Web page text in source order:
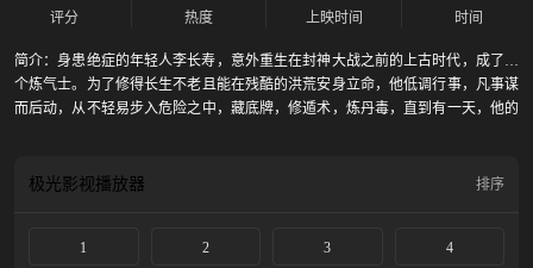
评分
热度
上映时间
时间
简介： 身患绝症的年轻人李长寿，意外重生在封神大战之前的上古时代，成了一
个炼气士。为了修得长生不老且能在残酷的洪荒安身立命，他低调行事，凡事谋
而后动，从不轻易步入危险之中，藏底牌，修遁术，炼丹毒，直到有一天，他的
道合的朋友，实现自己的人生价值。
极光影视播放器 排序
1 2 3 4